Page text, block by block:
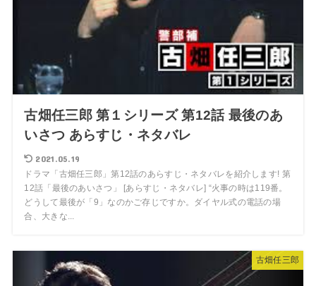
古畑任三郎 第１シリーズ 第12話 最後のあ
いさつ あらすじ・ネタバレ
2021.05.19
ドラマ「古畑任三郎」第12話のあらすじ・ネタバレを紹介します! 第
12話「最後のあいさつ」 [あらすじ・ネタバレ] “火事の時は119番。
どうして最後が「9」なのかご存じですか。ダイヤル式の電話の場
合、大きな...
古畑任三郎